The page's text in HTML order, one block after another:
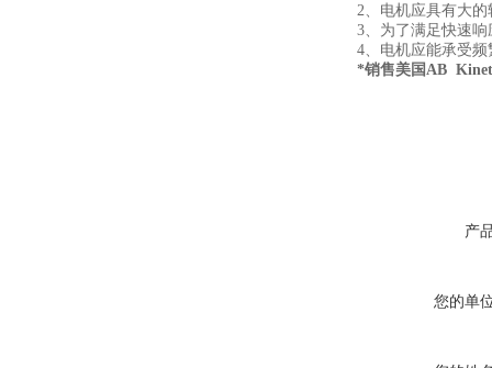
2、电机应具有大
3、为了满足快速
4、电机应能承受
*销售美国AB
产
您的单